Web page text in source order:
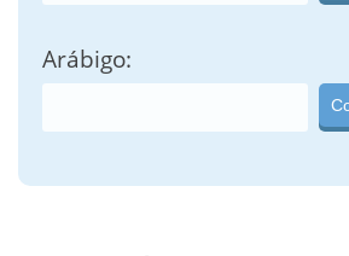
Arábigo: